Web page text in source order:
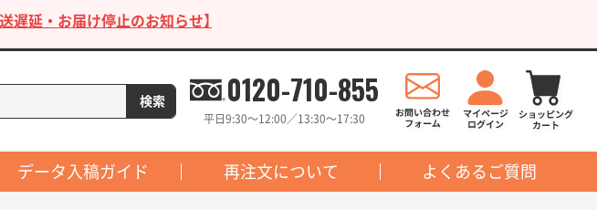
遅延・お届け停止のお知らせ】
0120-710-855
平日9:30〜12:00／13:30〜17:30
データ入稿ガイド 再注文について よくあるご質問